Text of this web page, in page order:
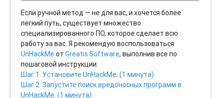
Если ручной метод — не для вас, и хочется более
легкий путь, существует множество
специализированного ПО, которое сделает всю
работу за вас. Я рекомендую воспользоваться
UnHackMeотGreatis Software, выполнив все по
пошаговой инструкции.
Шаг 1. Установите UnHackMe. (1 минута)
Шаг 2. Запустите поиск вредоносных программ в
UnHackMe. (1 минута)